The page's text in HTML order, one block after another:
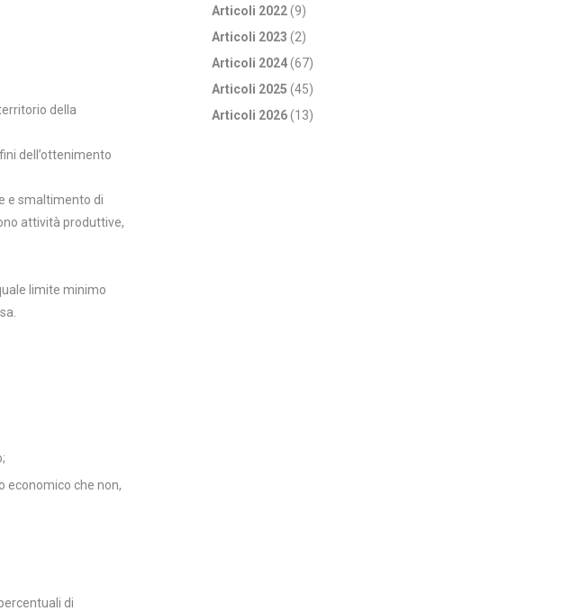
della
dell’ottenimento
e smaltimento di
attività produttive,
limite minimo
economico che non,
di
Articoli 2022(9)
Articoli 2023 (2)
Articoli 2024(67)
Articoli 2025 (45)
Articoli 2026(13)